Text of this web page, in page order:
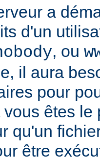
a
d'un
, ou
il aura
pour
êtes le
qu'un
être